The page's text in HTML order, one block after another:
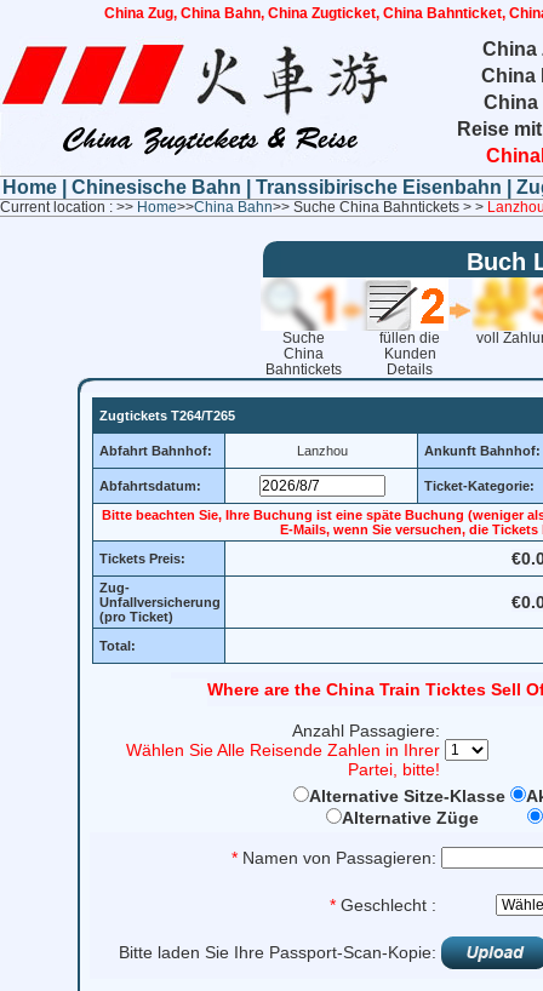
China Zug, China Bahn, China Zugticket, China Bahnticket,
China
China
China
Reise
Home
Chinesische Bahn Transsibirische Eisenbahn
Current location : >> Home>>China Bahn>> Suche China Bahntickets > >
Buch
Suche
China
Bahntickets
füllen die
Kunden
Details
voll
Zugtickets T264/T265
Abfahrt Bahnhof: Lanzhou Ankunft Bahnhof:
Abfahrtsdatum:
Ticket-Kategorie:
Bitte beachten Sie, Ihre Buchung ist eine späte Buchung (weniger
E-Mails, wenn Sie versuchen, die
Tickets Preis:
Zug-
Unfallversicherung
(pro Ticket)
Total:
Where are the China Train Ticktes Sell
Anzahl Passagiere:
Wählen Sie Alle Reisende Zahlen in Ihrer
Partei, bitte!
Alternative Sitze-Klasse
Alternative Züge
* Namen von Passagieren:
* Geschlecht :
Bitte laden Sie Ihre Passport-Scan-Kopie: